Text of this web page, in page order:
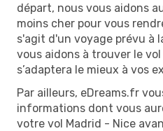
départ, nous vous aidons
moins cher pour vous
s'agit d'un voyage prévu à
vous aidons à trouver le
s’adaptera le mieux à vos
Par ailleurs, eDreams.fr
informations dont vous
votre vol Madrid - Nice